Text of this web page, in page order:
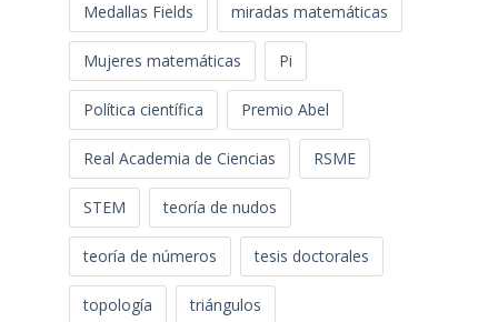
Medallas Fields miradas matemáticas
Mujeres matemáticas Pi
Política científica Premio Abel
Real Academia de Ciencias RSME
STEM teoría de nudos
teoría de números tesis doctorales
topología triángulos